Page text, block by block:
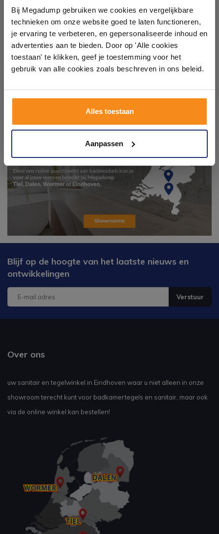
Bij Megadump gebruiken we cookies en vergelijkbare
technieken om onze website goed te laten functioneren,
je ervaring te verbeteren, en gepersonaliseerde inhoud en
advertenties aan te bieden. Door op 'Alle cookies
toestaan' te klikken, geef je toestemming voor het
gebruik van alle cookies zoals beschreven in ons beleid.
Alles toestaan
Aanpassen
Blijf op de hoogte van het laatste nieuws en
ontwikkelingen
Verstuur
Over ons
uw sanitair en tegelwinkel in Eindhoven waar u niet alleen in onze
showroom terecht kunt voor badkamertegels en sanitair, maar ook
via de online winkel kan bestellen!
showroom
Laat je inspireren door 21 volledig ingerichte
badkameropstellingen – van compact tot luxe. Onze
ervaren adviseurs helpen je persoonlijk, en je vindt
tegels & sanitair direct uit voorraad. Gratis parkeren
op eigen terrein.
Kom langs en ervaar zelf het verschil!